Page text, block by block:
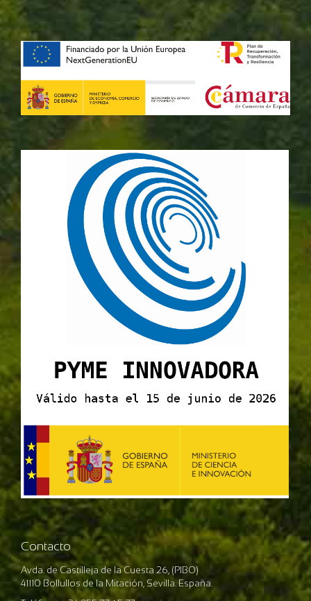
Contacto
Avda. de Castilleja de la Cuesta 26, (PIBO)
41110 Bollullos de la Mitación, Sevilla. España.